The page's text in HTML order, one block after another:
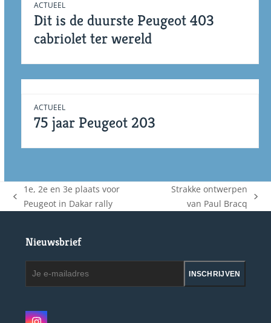
Dit is de duurste Peugeot 403
cabriolet ter wereld
ACTUEEL
75 jaar Peugeot 203
ACTUEEL
previous
1e, 2e en 3e plaats voor
Peugeot in Dakar rally
Strakke ontwerpen
van Paul Bracq
Nieuwsbrief
INSCHRIJVEN